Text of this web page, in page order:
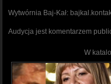
Wytwórnia Baj-Kał:
Audycja jest komentarzem
W